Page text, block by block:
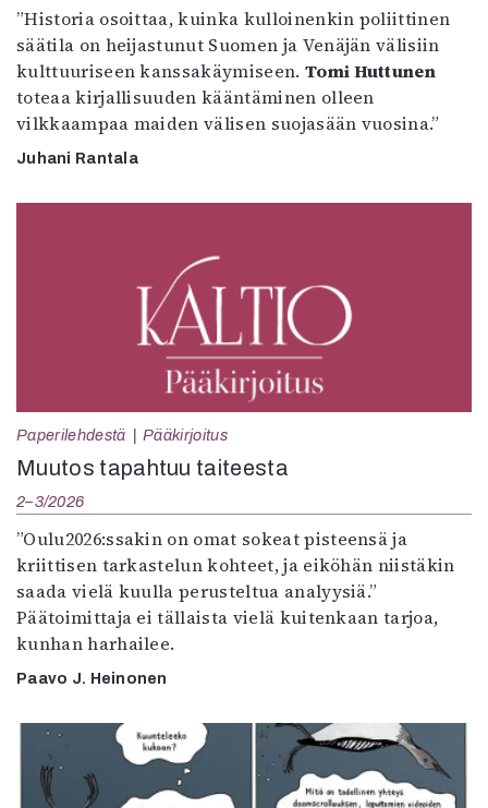
”Historia osoittaa, kuinka kulloinenkin poliittinen
säätila on heijastunut Suomen ja Venäjän välisiin
kulttuuriseen kanssakäymiseen. Tomi Huttunen
toteaa kirjallisuuden kääntäminen olleen
vilkkaampaa maiden välisen suojasään vuosina.”
Juhani Rantala
Paperilehdestä Pääkirjoitus
Muutos tapahtuu taiteesta
2–3/2026
”Oulu2026:ssakin on omat sokeat pisteensä ja
kriittisen tarkastelun kohteet, ja eiköhän niistäkin
saada vielä kuulla perusteltua analyysiä.”
Päätoimittaja ei tällaista vielä kuitenkaan tarjoa,
kunhan harhailee.
Paavo J. Heinonen